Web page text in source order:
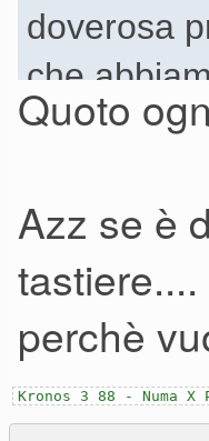
doverosa
che
Ma la
sera, dopo
distrutti,
moribondo.
Molti di
dedicare
Quoto
Azz se è
perchè
Kronos 3 88 - Numa